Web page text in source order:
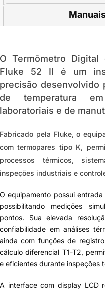
O Termômetro
Fluke 52 II é um
precisão desenvolvido
de temperatura
laboratoriais e de
Fabricado pela Fluke, o
com termopares tipo K,
processos térmicos,
inspeções industriais e
O equipamento possui
possibilitando medições
pontos. Sua elevada
confiabilidade em análises
ainda com funções de
cálculo diferencial T1-T2,
e eficientes durante inspeções
A interface com display LCD